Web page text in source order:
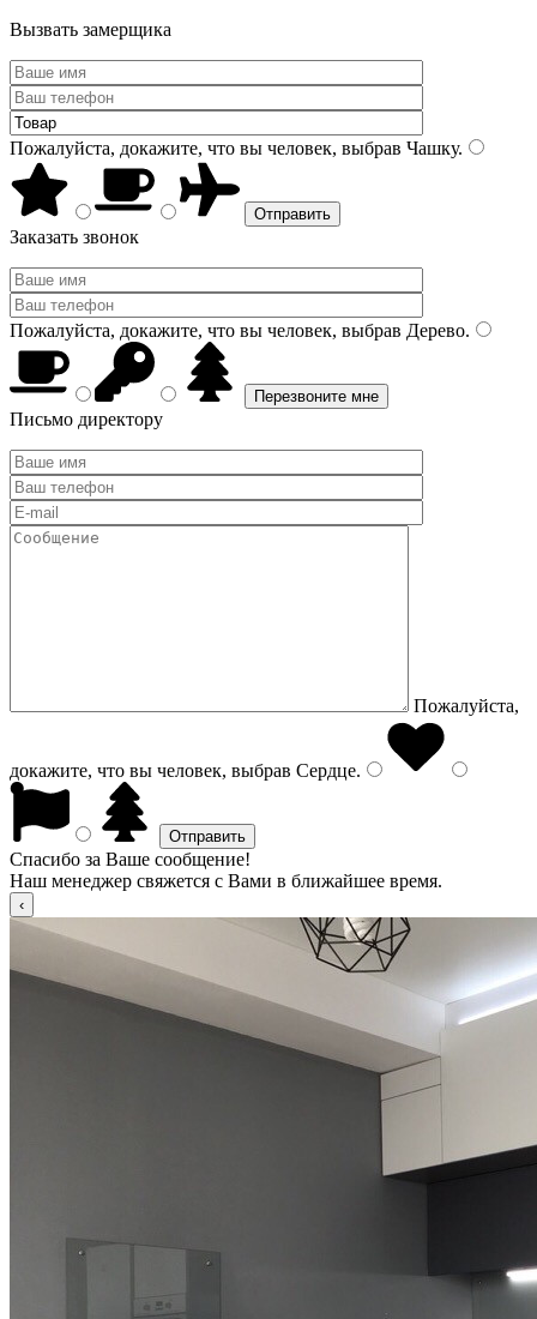
Вызвать замерщика
Пожалуйста, докажите, что вы человек, выбрав Чашку.
Заказать звонок
Пожалуйста, докажите, что вы человек, выбрав Дерево.
Письмо директору
Пожалуйста,
докажите, что вы человек, выбрав Сердце.
Спасибо за Ваше сообщение!
Наш менеджер свяжется с Вами в ближайшее время.